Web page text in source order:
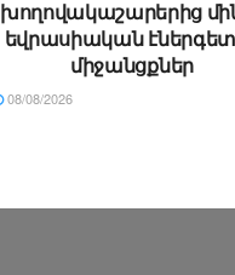
խողովակաշարերից
եվրասիական
միջանցքներ
08/08/2026